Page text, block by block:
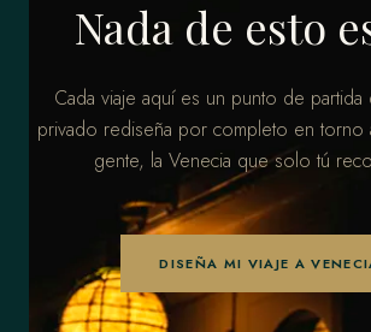
Nada de esto
Cada viaje aquí es un punto de
privado rediseña por completo en
gente, la Venecia que solo tú
DISEÑA MI VIAJE A